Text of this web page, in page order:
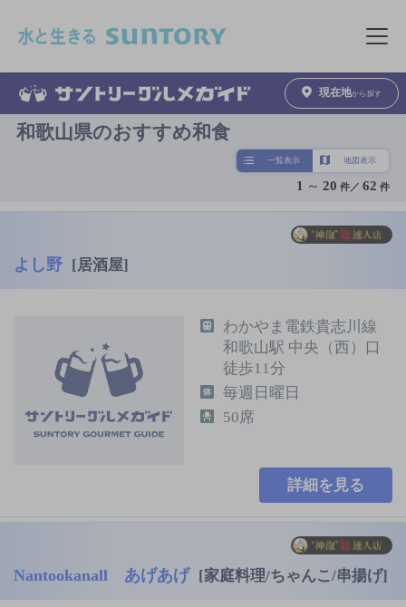
メニュ
現在地から探す
和歌山県のおすすめ和食
一覧表示 地図表示
1 ～ 20 件／62 件
よし野 [居酒屋]
わかやま電鉄貴志川線
和歌山駅 中央（西）口
徒歩11分
毎週日曜日
50席
詳細を見る
Nantookanall あげあげ [家庭料理/ちゃんこ/串揚げ]